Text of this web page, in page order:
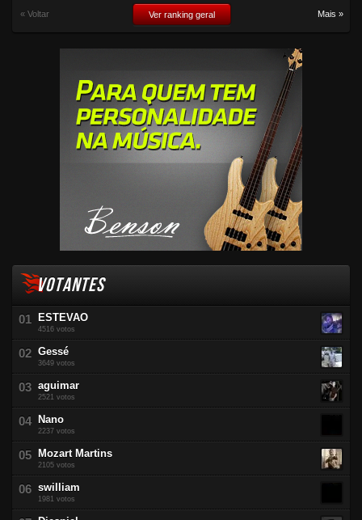
« Voltar Ver ranking geral Mais »
VOTANTES
ESTEVAO
4516 votos
Gessé
3649 votos
aguimar
2521 votos
Nano
2237 votos
Mozart Martins
2105 votos
swilliam
1981 votos